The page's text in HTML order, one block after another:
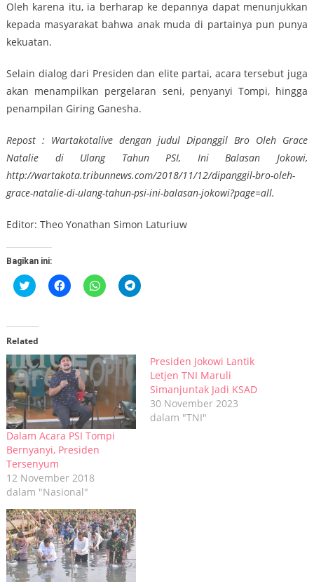
Oleh karena itu, ia berharap ke depannya dapat menunjukkan
kepada masyarakat bahwa anak muda di partainya pun punya
kekuatan.
Selain dialog dari Presiden dan elite partai, acara tersebut juga
akan menampilkan pergelaran seni, penyanyi Tompi, hingga
penampilan Giring Ganesha.
Repost : Wartakotalive dengan judul Dipanggil Bro Oleh Grace
Natalie di Ulang Tahun PSI, Ini Balasan Jokowi,
http://wartakota.tribunnews.com/2018/11/12/dipanggil-bro-oleh-
grace-natalie-di-ulang-tahun-psi-ini-balasan-jokowi?page=all.
Editor: Theo Yonathan Simon Laturiuw
Bagikan ini:
Klik
untuk
di
jendela
yang
baru)
Klik
untuk
baru)
Klik
untuk
baru)
Klik
untuk
baru)
Related
Dalam Acara PSI Tompi
Bernyanyi, Presiden
Tersenyum
12 November 2018
dalam "Nasional"
Presiden Jokowi Lantik
Letjen TNI Maruli
Simanjuntak Jadi KSAD
30 November 2023
dalam "TNI"